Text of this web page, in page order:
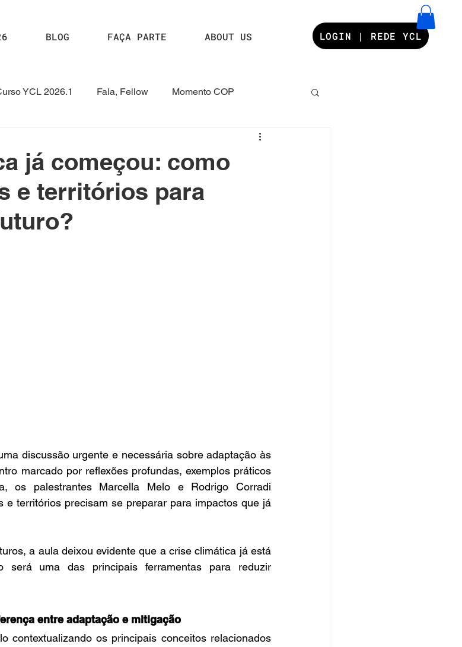
BLOG FAÇA PARTE ABOUT US LOGIN | REDE YCL
YCL 2026.1 Fala, Fellow Momento COP
YCL 2024
já começou: como
e territórios para
discussão urgente e necessária sobre adaptação às
marcado por reflexões profundas, exemplos práticos
os palestrantes Marcella Melo e Rodrigo Corradi
e territórios precisam se preparar para impactos que já
a aula deixou evidente que a crise climática já está
será uma das principais ferramentas para reduzir
entre adaptação e mitigação
contextualizando os principais conceitos relacionados